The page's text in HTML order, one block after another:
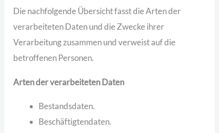
Die nachfolgende Übersicht fasst die Arten der
verarbeiteten Daten und die Zwecke ihrer
Verarbeitung zusammen und verweist auf die
betroffenen Personen.
Arten der verarbeiteten Daten
Bestandsdaten.
Beschäftigtendaten.